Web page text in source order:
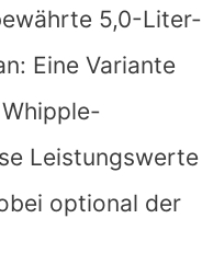
5,0-Liter-
Eine Variante
Leistungswerte
optional der